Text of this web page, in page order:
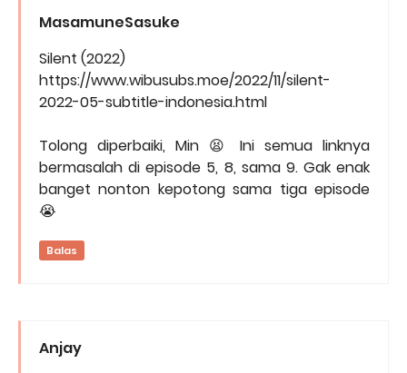
MasamuneSasuke
Silent (2022)
https://www.wibusubs.moe/2022/11/silent-
2022-05-subtitle-indonesia.html
Tolong diperbaiki, Min 😫 Ini semua linknya
bermasalah di episode 5, 8, sama 9. Gak enak
banget nonton kepotong sama tiga episode
😭
Balas
Anjay